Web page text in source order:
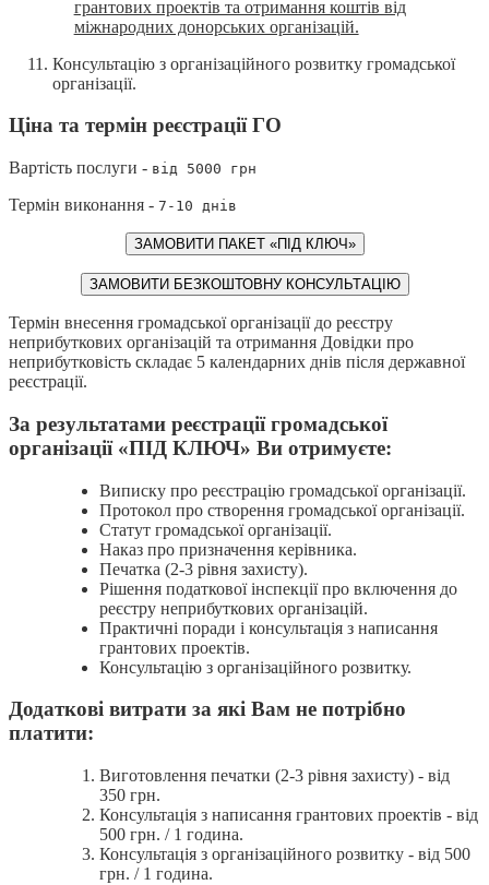
грантових проектів та отримання коштів від
міжнародних донорських організацій.
Консультацію з організаційного розвитку громадської
організації.
Ціна та термін реєстрації ГО
Вартість послуги - від 5000 грн
Термін виконання - 7-10 днів
ЗАМОВИТИ ПАКЕТ «ПІД КЛЮЧ»
ЗАМОВИТИ БЕЗКОШТОВНУ КОНСУЛЬТАЦІЮ
Термін внесення громадської організації до реєстру
неприбуткових організацій та отримання Довідки про
неприбутковість складає 5 календарних днів після державної
реєстрації.
За результатами реєстрації громадської
організації «ПІД КЛЮЧ» Ви отримуєте:
Виписку про реєстрацію громадської організації.
Протокол про створення громадської організації.
Статут громадської організації.
Наказ про призначення керівника.
Печатка (2-3 рівня захисту).
Рішення податкової інспекції про включення до
реєстру неприбуткових організацій.
Практичні поради і консультація з написання
грантових проектів.
Консультацію з організаційного розвитку.
Додаткові витрати за які Вам не потрібно
платити:
Виготовлення печатки (2-3 рівня захисту) - від
350 грн.
Консультація з написання грантових проектів - від
500 грн. / 1 година.
Консультація з організаційного розвитку - від 500
грн. / 1 година.